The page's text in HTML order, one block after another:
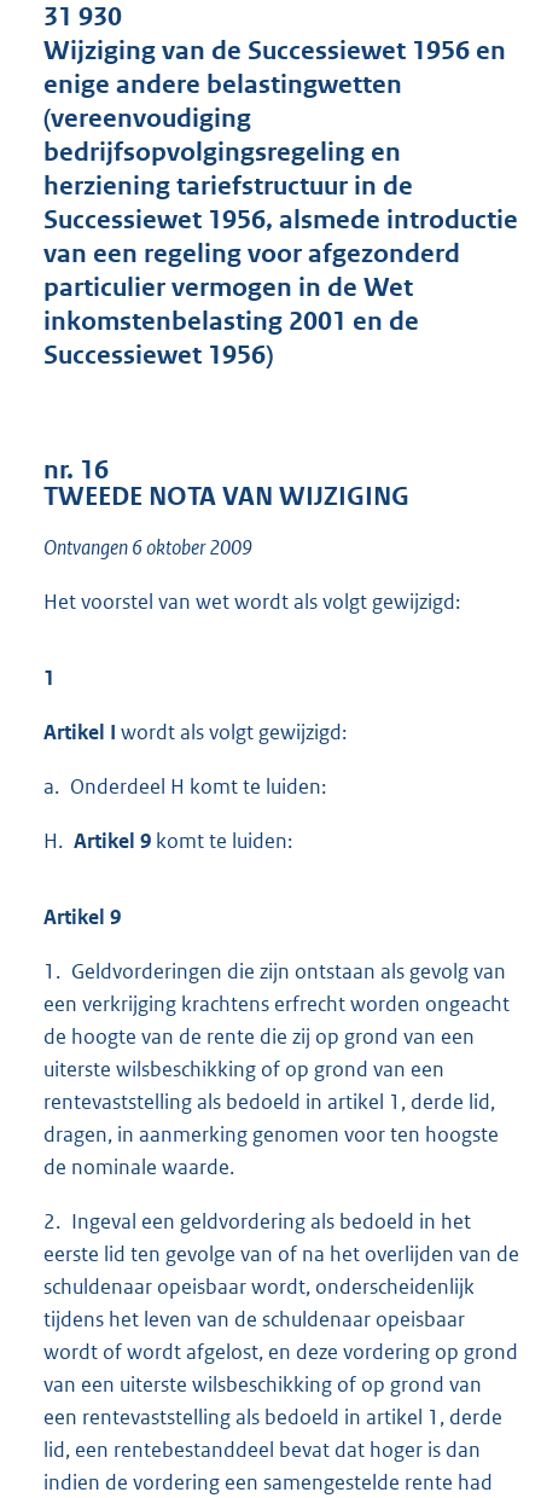
s
g
o
t
e
:
4
7
K
31 930
Wijziging van de Successiewet 1956 en
enige andere belastingwetten
(vereenvoudiging
bedrijfsopvolgingsregeling en
herziening tariefstructuur in de
Successiewet 1956, alsmede introductie
van een regeling voor afgezonderd
particulier vermogen in de Wet
inkomstenbelasting 2001 en de
Successiewet 1956)
nr. 16
TWEEDE NOTA VAN WIJZIGING
Ontvangen 6 oktober 2009
Het voorstel van wet wordt als volgt gewijzigd:
1
Artikel I wordt als volgt gewijzigd:
a. Onderdeel H komt te luiden:
H. Artikel 9 komt te luiden:
Artikel 9
1. Geldvorderingen die zijn ontstaan als gevolg van
een verkrijging krachtens erfrecht worden ongeacht
de hoogte van de rente die zij op grond van een
uiterste wilsbeschikking of op grond van een
rentevaststelling als bedoeld in artikel 1, derde lid,
dragen, in aanmerking genomen voor ten hoogste
de nominale waarde.
2. Ingeval een geldvordering als bedoeld in het
eerste lid ten gevolge van of na het overlijden van de
schuldenaar opeisbaar wordt, onderscheidenlijk
tijdens het leven van de schuldenaar opeisbaar
wordt of wordt afgelost, en deze vordering op grond
van een uiterste wilsbeschikking of op grond van
een rentevaststelling als bedoeld in artikel 1, derde
lid, een rentebestanddeel bevat dat hoger is dan
indien de vordering een samengestelde rente had